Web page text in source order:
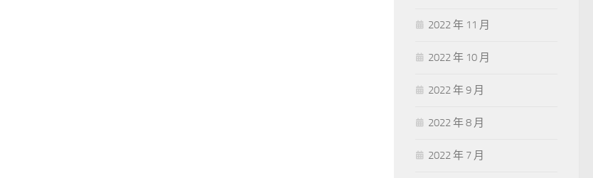
2022 年 11 月
2022 年 10 月
2022 年 9 月
2022 年 8 月
2022 年 7 月